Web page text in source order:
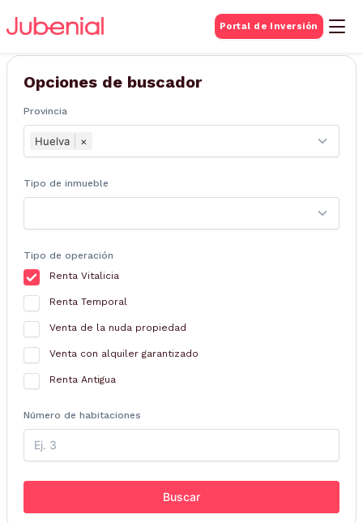
Portal de Inversión
BUSQUEDA DE
Inmuebles
Opciones de buscador
Provincia
Huelva ×
Tipo de inmueble
Tipo de operación
Renta Vitalicia
Renta Temporal
Venta de la nuda propiedad
Venta con alquiler garantizado
Renta Antigua
Número de habitaciones
Buscar